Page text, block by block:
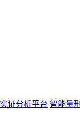
实证分析平台 智能量